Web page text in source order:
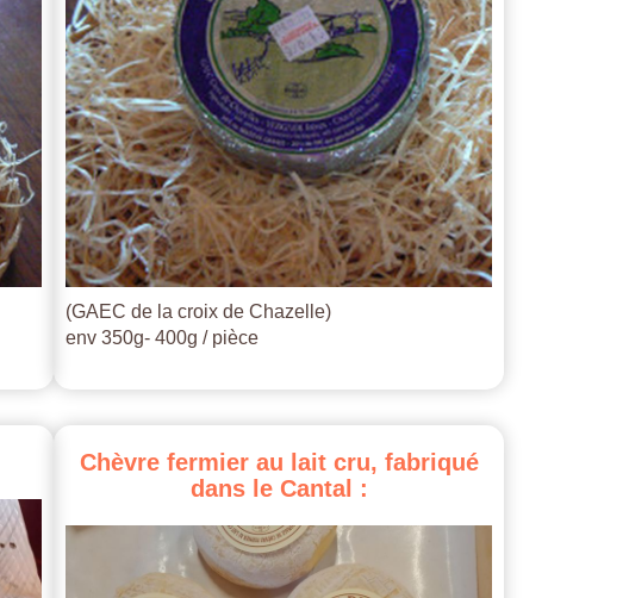
(GAEC de la croix de Chazelle)
env 350g- 400g / pièce
Chèvre fermier au lait cru, fabriqué
dans le Cantal :